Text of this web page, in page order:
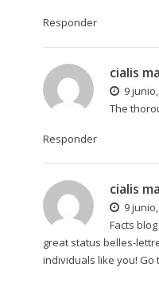
Responder
cialis
9
The
Responder
cialis
9
Facts
great status belles-
individuals like you!